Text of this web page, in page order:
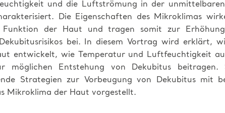
und die Luftströmung in der
Die Eigenschaften des Mikroklimas
der Haut und tragen somit zur
bei. In diesem Vortrag wird erklärt,
entwickelt, wie Temperatur und Luftfeuchtigkeit
möglichen Entstehung von Dekubitus beitragen.
Strategien zur Vorbeugung von Dekubitus mit
Mikroklima der Haut vorgestellt.